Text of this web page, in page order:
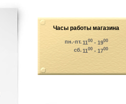
Часы работы магазина
пн.-пт.1100 - 1900
сб.1100 - 1700